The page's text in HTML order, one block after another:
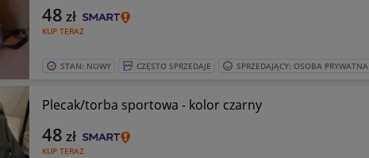
KUP TERAZ
48 zł
STAN: NOWY CZĘSTO SPRZEDAJE SPRZEDAJĄCY: OSOBA PRYWATNA
Plecak/torba sportowa - kolor czarny
KUP TERAZ
48 zł